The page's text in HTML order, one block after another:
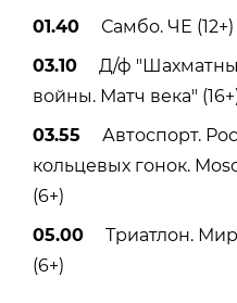
01.40 Самбо. ЧЕ (12+)
03.10 Д/ф
войны. Матч века"
03.55 Автоспорт.
кольцевых гонок.
(6+)
05.00 Триатлон.
(6+)